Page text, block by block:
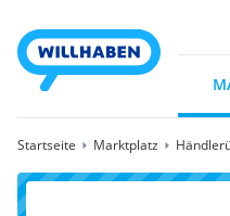
Startseite Marktplatz